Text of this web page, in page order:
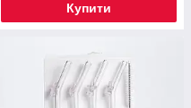
Купити